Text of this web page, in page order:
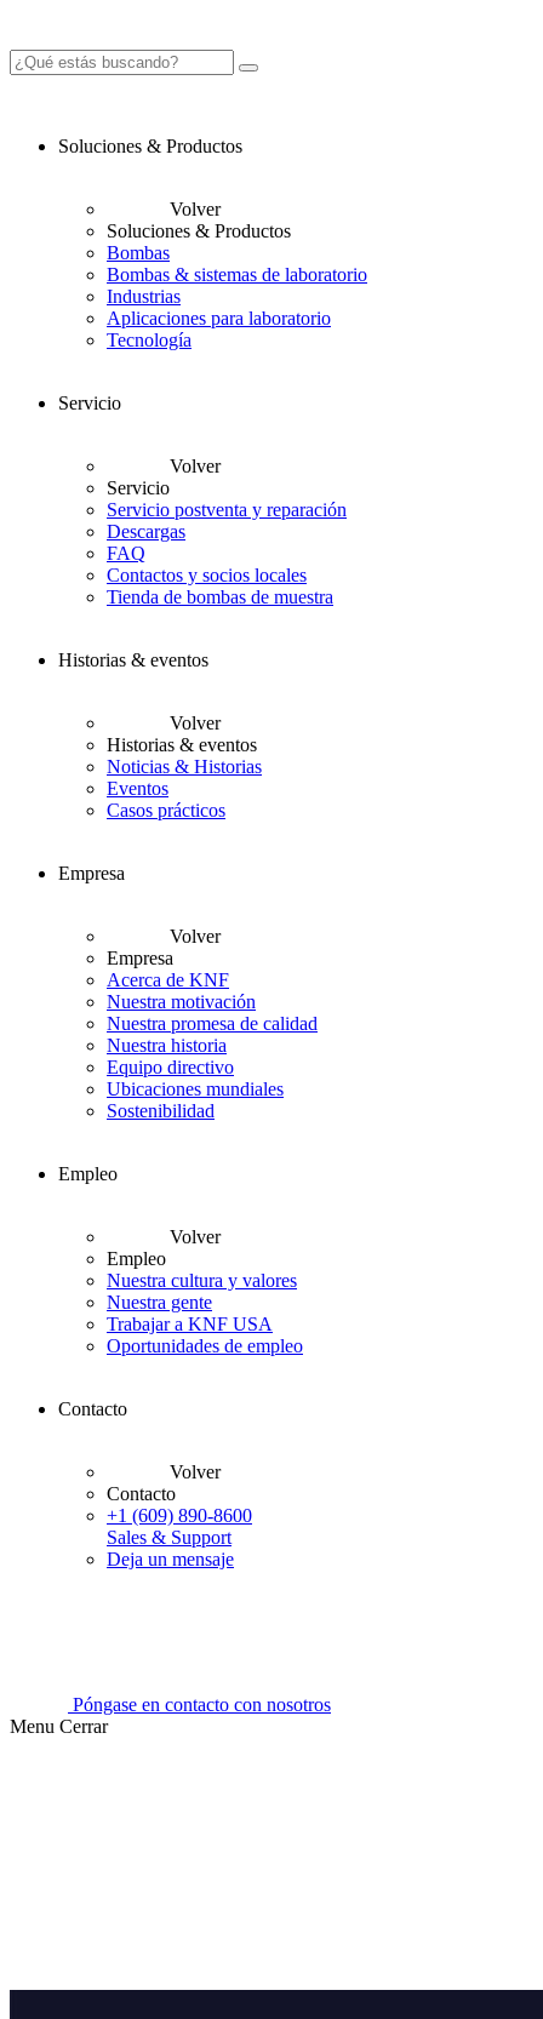
Soluciones & Productos
Volver
Soluciones & Productos
Bombas
Bombas & sistemas de laboratorio
Industrias
Aplicaciones para laboratorio
Tecnología
Servicio
Volver
Servicio
Servicio postventa y reparación
Descargas
FAQ
Contactos y socios locales
Tienda de bombas de muestra
Historias & eventos
Volver
Historias & eventos
Noticias & Historias
Eventos
Casos prácticos
Empresa
Volver
Empresa
Acerca de KNF
Nuestra motivación
Nuestra promesa de calidad
Nuestra historia
Equipo directivo
Ubicaciones mundiales
Sostenibilidad
Empleo
Volver
Empleo
Nuestra cultura y valores
Nuestra gente
Trabajar a KNF USA
Oportunidades de empleo
Contacto
Volver
Contacto
+1 (609) 890-8600
Sales & Support
Deja un mensaje
Póngase en contacto con nosotros
Menu Cerrar